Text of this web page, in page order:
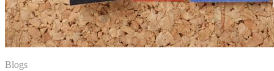
Blogs